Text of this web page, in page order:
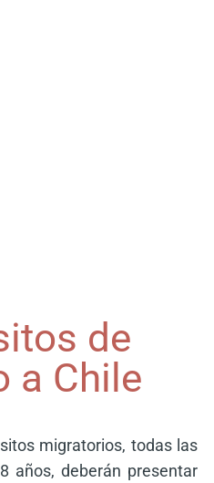
de
a Chile
migratorios, todas las
años, deberán presentar